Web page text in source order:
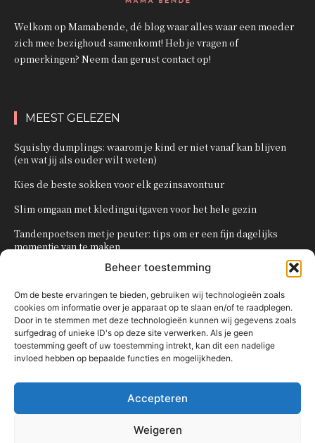
Beheer toestemming
Om de beste ervaringen te bieden, gebruiken wij technologieën zoals
cookies om informatie over je apparaat op te slaan en/of te raadplegen.
Door in te stemmen met deze technologieën kunnen wij gegevens zoals
surfgedrag of unieke ID's op deze site verwerken. Als je geen
toestemming geeft of uw toestemming intrekt, kan dit een nadelige
invloed hebben op bepaalde functies en mogelijkheden.
Accepteren
Weigeren
Welkom op Mamabende, dé blog waar alles waar een moeder
zich mee bezighoud samenkomt! Heb je vragen of
opmerkingen? Neem dan gerust contact op!
MEEST GELEZEN
Squishy dumplings: waarom je kind er niet vanaf kan blijven
(en wat jij als ouder wilt weten)
Kies de beste sokken voor elk gezinsavontuur
Slim omgaan met kledinguitgaven voor het hele gezin
Tandenpoetsen met je peuter: tips om er een fijn dagelijks
momentje van te maken
Zo organiseer je een onvergetelijk kinderfeestje
POPULAIRE CATEGORIEËN
OVERIG
KNUTSELEN MET KINDEREN
TRAKTATIES
80